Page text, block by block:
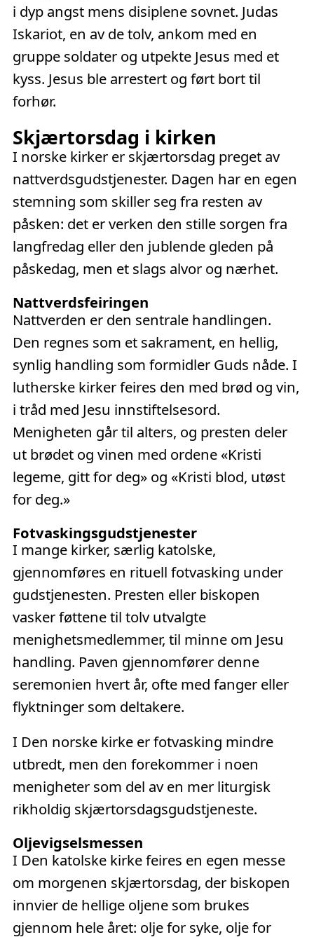
i dyp angst mens disiplene sovnet. Judas
Iskariot, en av de tolv, ankom med en
gruppe soldater og utpekte Jesus med et
kyss. Jesus ble arrestert og ført bort til
forhør.
Skjærtorsdag i kirken
I norske kirker er skjærtorsdag preget av
nattverdsgudstjenester. Dagen har en egen
stemning som skiller seg fra resten av
påsken: det er verken den stille sorgen fra
langfredag eller den jublende gleden på
påskedag, men et slags alvor og nærhet.
Nattverdsfeiringen
Nattverden er den sentrale handlingen.
Den regnes som et sakrament, en hellig,
synlig handling som formidler Guds nåde. I
lutherske kirker feires den med brød og vin,
i tråd med Jesu innstiftelsesord.
Menigheten går til alters, og presten deler
ut brødet og vinen med ordene «Kristi
legeme, gitt for deg» og «Kristi blod, utøst
for deg.»
Fotvaskingsgudstjenester
I mange kirker, særlig katolske,
gjennomføres en rituell fotvasking under
gudstjenesten. Presten eller biskopen
vasker føttene til tolv utvalgte
menighetsmedlemmer, til minne om Jesu
handling. Paven gjennomfører denne
seremonien hvert år, ofte med fanger eller
flyktninger som deltakere.
I Den norske kirke er fotvasking mindre
utbredt, men den forekommer i noen
menigheter som del av en mer liturgisk
rikholdig skjærtorsdagsgudstjeneste.
Oljevigselsmessen
I Den katolske kirke feires en egen messe
om morgenen skjærtorsdag, der biskopen
innvier de hellige oljene som brukes
gjennom hele året: olje for syke, olje for